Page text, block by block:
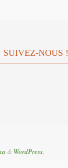
SUIVEZ-NOUS !
& WordPress.